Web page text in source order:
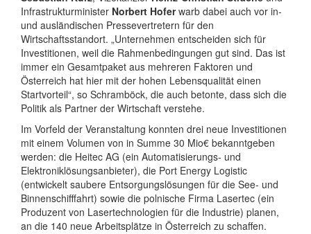
Infrastrukturminister Norbert Hoferwarb dabei auch vor in-
und ausländischen Pressevertretern für den
Wirtschaftsstandort. „Unternehmen entscheiden sich für
Investitionen, weil die Rahmenbedingungen gut sind. Das ist
immer ein Gesamtpaket aus mehreren Faktoren und
Österreich hat hier mit der hohen Lebensqualität einen
Startvorteil“, so Schramböck, die auch betonte, dass sich die
Politik als Partner der Wirtschaft verstehe.
Im Vorfeld der Veranstaltung konnten drei neue Investitionen
mit einem Volumen von in Summe 30 Mio€ bekanntgeben
werden: die Heitec AG (ein Automatisierungs- und
Elektroniklösungsanbieter), die Port Energy Logistic
(entwickelt saubere Entsorgungslösungen für die See- und
Binnenschifffahrt) sowie die polnische Firma Lasertec (ein
Produzent von Lasertechnologien für die Industrie) planen,
an die 140 neue Arbeitsplätze in Österreich zu schaffen.